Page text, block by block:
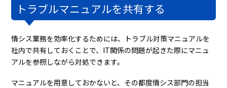
トラブルマニュアルを共有する
情シス業務を効率化するためには、トラブル対策マニュアルを
社内で共有しておくことで、IT関係の問題が起きた際にマニュ
アルを参照しながら対処できます。
マニュアルを用意しておかないと、その都度情シス部門の担当